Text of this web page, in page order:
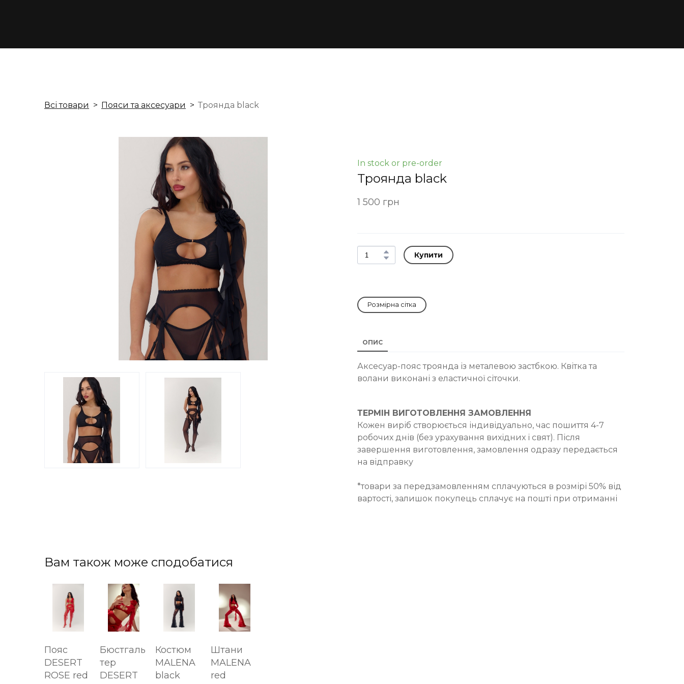
Всі товари Пояси та аксесуари Троянда black
In stock or pre-order
Троянда black
1 500 грн
Купити
Розмірна сітка
ОПИС
Аксесуар-пояс троянда із металевою застбкою. Квітка та
волани виконані з еластичної сіточки.
ТЕРМІН ВИГОТОВЛЕННЯ ЗАМОВЛЕННЯ
Кожен виріб створюється індивідуально, час пошиття 4-7
робочих днів (без урахування вихідних і свят). Після
завершення виготовлення, замовлення одразу передається
на відправку
*товари за передзамовленням сплачуються в розмірі 50% від
вартості, залишок покупець сплачує на пошті при отриманні
Вам також може сподобатися
Пояс
DESERT
ROSE red
Бюстгаль
тер
DESERT
Костюм
MALENA
black
Штани
MALENA
red